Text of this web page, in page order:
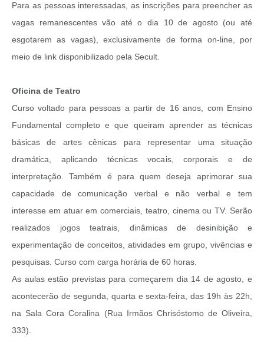
Para as pessoas interessadas, as inscrições para preencher as
vagas remanescentes vão até o dia 10 de agosto (ou até
esgotarem as vagas), exclusivamente de forma on-line, por
meio de link disponibilizado pela Secult.
Oficina de Teatro
Curso voltado para pessoas a partir de 16 anos, com Ensino
Fundamental completo e que queiram aprender as técnicas
básicas de artes cênicas para representar uma situação
dramática, aplicando técnicas vocais, corporais e de
interpretação. Também é para quem deseja aprimorar sua
capacidade de comunicação verbal e não verbal e tem
interesse em atuar em comerciais, teatro, cinema ou TV. Serão
realizados jogos teatrais, dinâmicas de desinibição e
experimentação de conceitos, atividades em grupo, vivências e
pesquisas. Curso com carga horária de 60 horas.
As aulas estão previstas para começarem dia 14 de agosto, e
acontecerão de segunda, quarta e sexta-feira, das 19h às 22h,
na Sala Cora Coralina (Rua Irmãos Chrisóstomo de Oliveira,
333).